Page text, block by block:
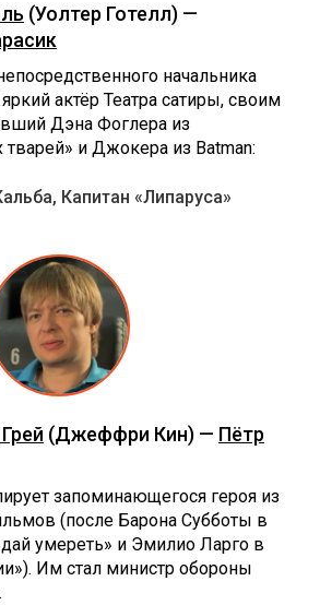
(Уолтер Готелл) —
начальника
актёр Театра сатиры, своим
Дэна Фоглера из
тварей» и Джокера из Batman:
Капитан «Липаруса»
(Джеффри Кин) — Пётр
запоминающегося героя из
(после Барона Субботы в
умереть» и Эмилио Ларго в
Им стал министр обороны